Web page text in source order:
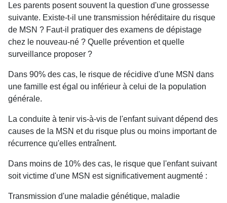
Les parents posent souvent la question d'une grossesse
suivante. Existe-t-il une transmission héréditaire du risque
de MSN ? Faut-il pratiquer des examens de dépistage
chez le nouveau-né ? Quelle prévention et quelle
surveillance proposer ?
Dans 90% des cas, le risque de récidive d'une MSN dans
une famille est égal ou inférieur à celui de la population
générale.
La conduite à tenir vis-à-vis de l'enfant suivant dépend des
causes de la MSN et du risque plus ou moins important de
récurrence qu'elles entraînent.
Dans moins de 10% des cas, le risque que l'enfant suivant
soit victime d'une MSN est significativement augmenté :
Transmission d'une maladie génétique, maladie